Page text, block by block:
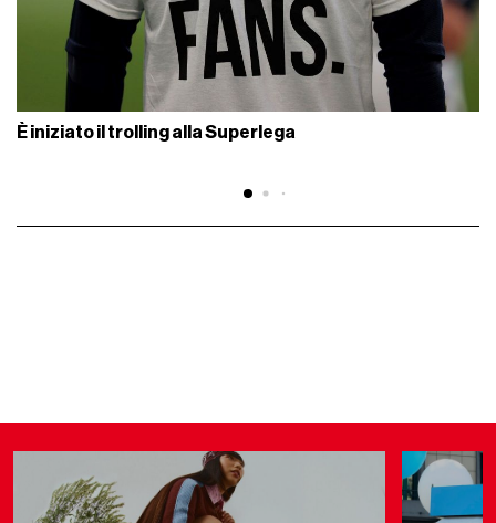
È iniziato il trolling alla Superlega